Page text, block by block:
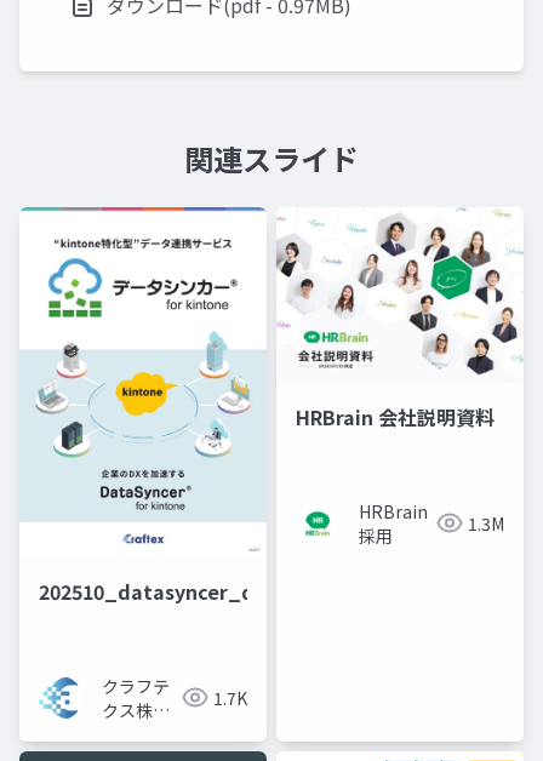
関連スライド
202510_datasyncer_disp
クラフテ
クス株式
1.7K
HRBrain 会社説明資料
HRBrain
採用
1.3M